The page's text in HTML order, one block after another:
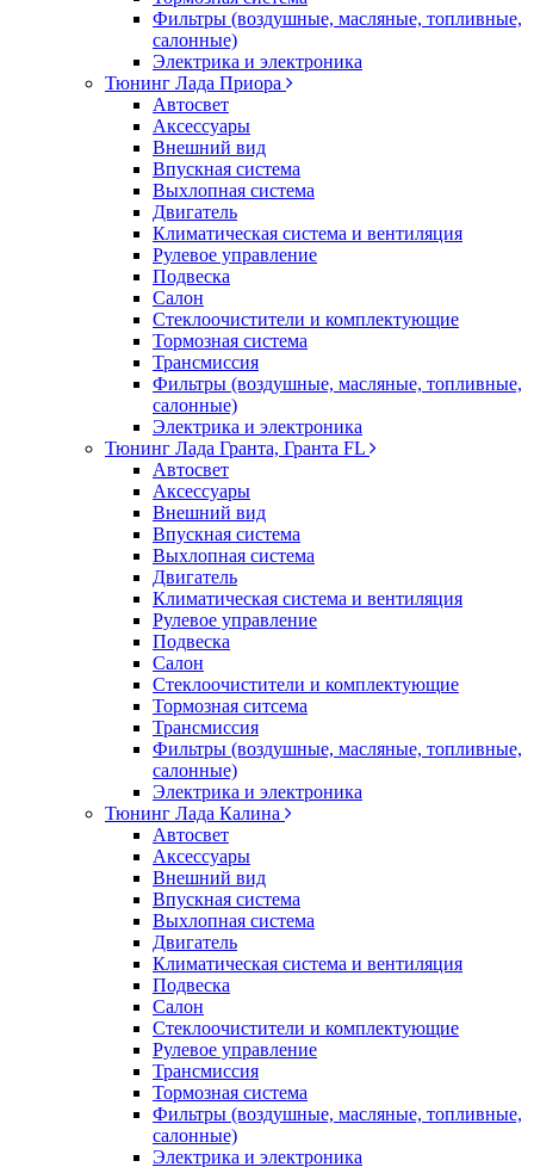
Фильтры (воздушные, масляные, топливные,
салонные)
Электрика и электроника
Тюнинг Лада Приора
Автосвет
Аксессуары
Внешний вид
Впускная система
Выхлопная система
Двигатель
Климатическая система и вентиляция
Рулевое управление
Подвеска
Салон
Стеклоочистители и комплектующие
Тормозная система
Трансмиссия
Фильтры (воздушные, масляные, топливные,
салонные)
Электрика и электроника
Тюнинг Лада Гранта, Гранта FL
Автосвет
Аксессуары
Внешний вид
Впускная система
Выхлопная система
Двигатель
Климатическая система и вентиляция
Рулевое управление
Подвеска
Салон
Стеклоочистители и комплектующие
Тормозная ситсема
Трансмиссия
Фильтры (воздушные, масляные, топливные,
салонные)
Электрика и электроника
Тюнинг Лада Калина
Автосвет
Аксессуары
Внешний вид
Впускная система
Выхлопная система
Двигатель
Климатическая система и вентиляция
Подвеска
Салон
Стеклоочистители и комплектующие
Рулевое управление
Трансмиссия
Тормозная система
Фильтры (воздушные, масляные, топливные,
салонные)
Электрика и электроника